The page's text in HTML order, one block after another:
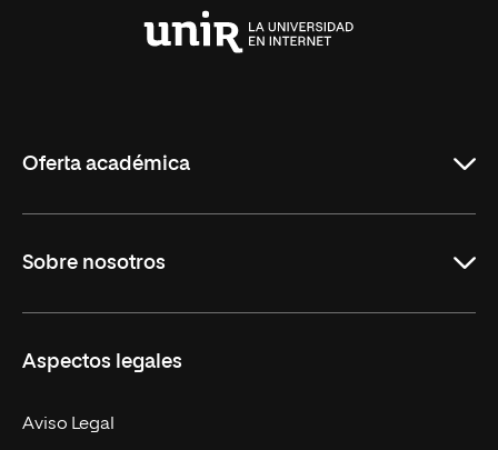
Oferta académica
Másteres Oficiales
Doctorados
Experto Universitario
Sobre nosotros
Facultades
Nuestro Equipo
Aspectos legales
Aviso Legal